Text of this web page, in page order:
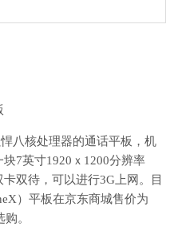
八核处理器的通话平板，机
7英寸1920ｘ1200分辨率
双待，可以进行3G上网。目
）平板在京东商城售价为
。